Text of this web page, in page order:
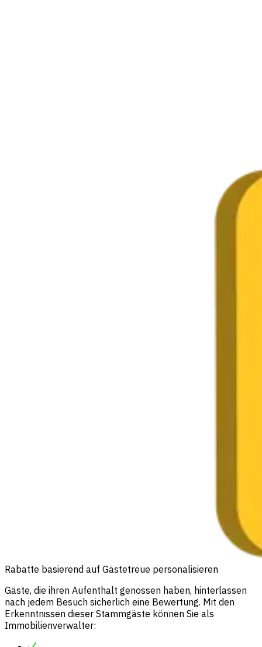
Rabatte basierend auf Gästetreue personalisieren
Gäste, die ihren Aufenthalt genossen haben, hinterlassen
nach jedem Besuch sicherlich eine Bewertung. Mit den
Erkenntnissen dieser Stammgäste können Sie als
Immobilienverwalter: